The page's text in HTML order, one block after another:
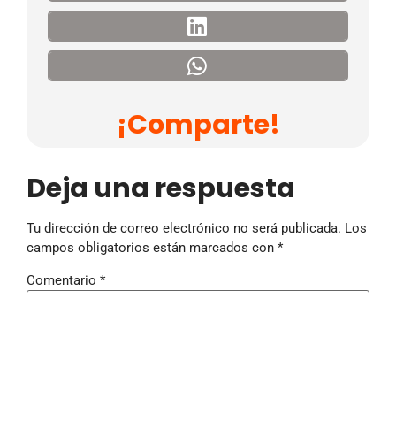
¡Comparte!
Deja una respuesta
Tu dirección de correo electrónico no será publicada. Los
campos obligatorios están marcados con *
Comentario *